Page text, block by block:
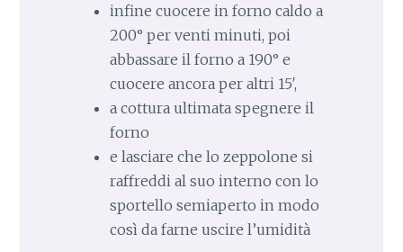
infine cuocere in forno caldo a
200° per venti minuti, poi
abbassare il forno a 190° e
cuocere ancora per altri 15′,
a cottura ultimata spegnere il
forno
e lasciare che lo zeppolone si
raffreddi al suo interno con lo
sportello semiaperto in modo
così da farne uscire l’umidità